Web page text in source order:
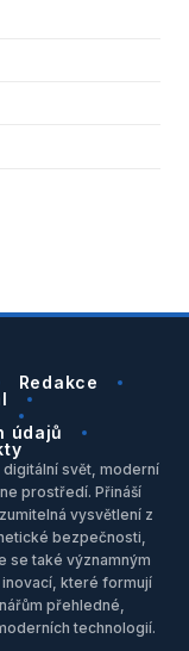
Redakce
údajů
digitální svět, moderní
prostředí. Přináší
vysvětlení z
bezpečnosti,
se také významným
které formují
přehledné,
technologií.